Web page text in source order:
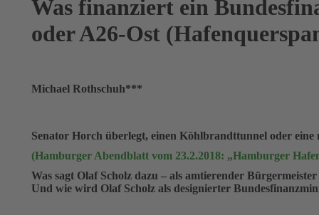
Was finanziert ein
oder A26-Ost
Michael Rothschuh***
Senator Horch überlegt, einen Köhlbrandttunnel oder
(Hamburger Abendblatt vom 23.2.2018: „Hamburger
Was sagt Olaf Scholz dazu – als amtierender
Und wie wird Olaf Scholz als designierter